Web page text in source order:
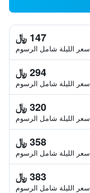
147 ﷼
سعر الليلة شامل الرسوم
294 ﷼
سعر الليلة شامل الرسوم
320 ﷼
سعر الليلة شامل الرسوم
358 ﷼
سعر الليلة شامل الرسوم
383 ﷼
سعر الليلة شامل الرسوم